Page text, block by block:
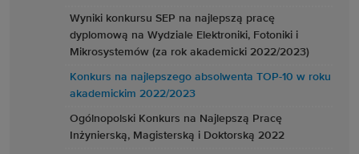
Wyniki konkursu SEP na najlepszą pracę
dyplomową na Wydziale Elektroniki, Fotoniki i
Mikrosystemów (za rok akademicki 2022/2023)
Konkurs na najlepszego absolwenta TOP-10 w roku
akademickim 2022/2023
Ogólnopolski Konkurs na Najlepszą Pracę
Inżynierską, Magisterską i Doktorską 2022